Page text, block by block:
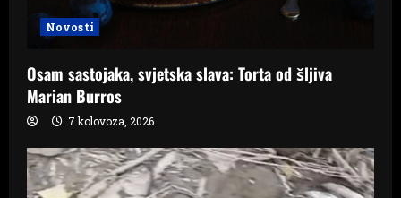
Novosti
Osam sastojaka, svjetska slava: Torta od šljiva
Marian Burros
7 kolovoza, 2026